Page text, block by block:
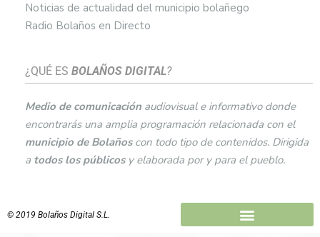
Noticias de actualidad del municipio bolañego
Radio Bolaños en Directo
¿QUÉ ES BOLAÑOS DIGITAL?
Medio de comunicación audiovisual e informativo donde
encontrarás una amplia programación relacionada con el
municipio de Bolaños con todo tipo de contenidos. Dirigida
a todos los públicosy elaborada por y para el pueblo.
© 2019 Bolaños Digital S.L.